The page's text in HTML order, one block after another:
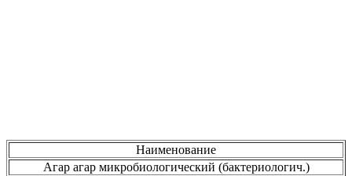
Наименование
Агар агар микробиологический (бактериологич.)